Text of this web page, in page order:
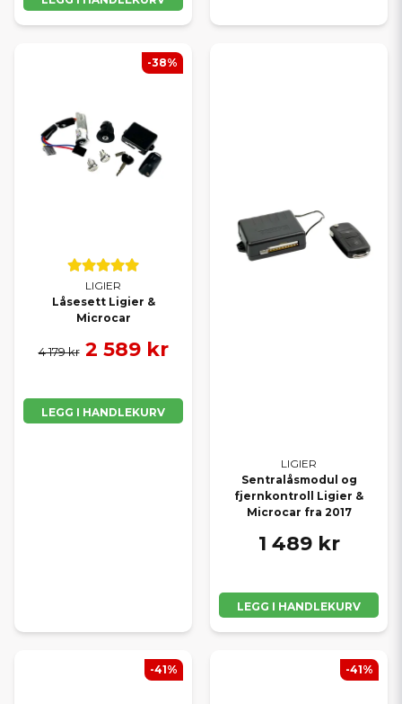
LIGIER
Låsesett Ligier &
Microcar
4 179 kr 2 589 kr
LEGG I HANDLEKURV
-38%
LIGIER
Sentralåsmodul og
fjernkontroll Ligier &
Microcar fra 2017
1 489 kr
LEGG I HANDLEKURV
-41% -41%